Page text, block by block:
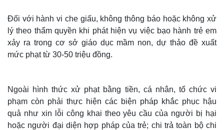
Đối với hành vi che giấu, không thông báo hoặc không xử
lý theo thẩm quyền khi phát hiện vụ việc bạo hành trẻ em
xảy ra trong cơ sở giáo dục mầm non, dự thảo đề xuất
mức phạt từ 30-50 triệu đồng.
Ngoài hình thức xử phạt bằng tiền, cá nhân, tổ chức vi
phạm còn phải thực hiện các biện pháp khắc phục hậu
quả như xin lỗi công khai theo yêu cầu của người bị hại
hoặc người đại diện hợp pháp của trẻ; chi trả toàn bộ chi